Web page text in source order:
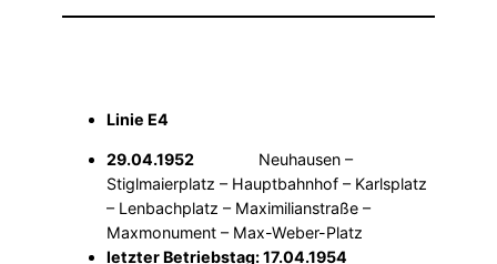
Linie E4
29.04.1952
Neuhausen –
Stiglmaierplatz – Hauptbahnhof – Karlsplatz
– Lenbachplatz – Maximilianstraße –
Maxmonument – Max-Weber-Platz
letzter Betriebstag: 17.04.1954